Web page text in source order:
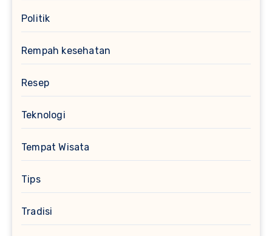
Politik
Rempah kesehatan
Resep
Teknologi
Tempat Wisata
Tips
Tradisi